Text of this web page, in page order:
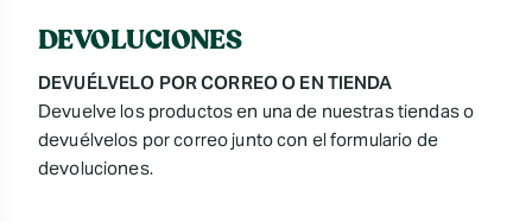
DEVOLUCIONES
DEVUÉLVELO POR CORREO O EN TIENDA
Devuelve los productos en una de nuestras tiendas o
devuélvelos por correo junto con el formulario de
devoluciones.